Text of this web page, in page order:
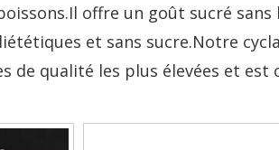
offre un goût sucré
et sans sucre.Notre
de qualité les plus élevées et